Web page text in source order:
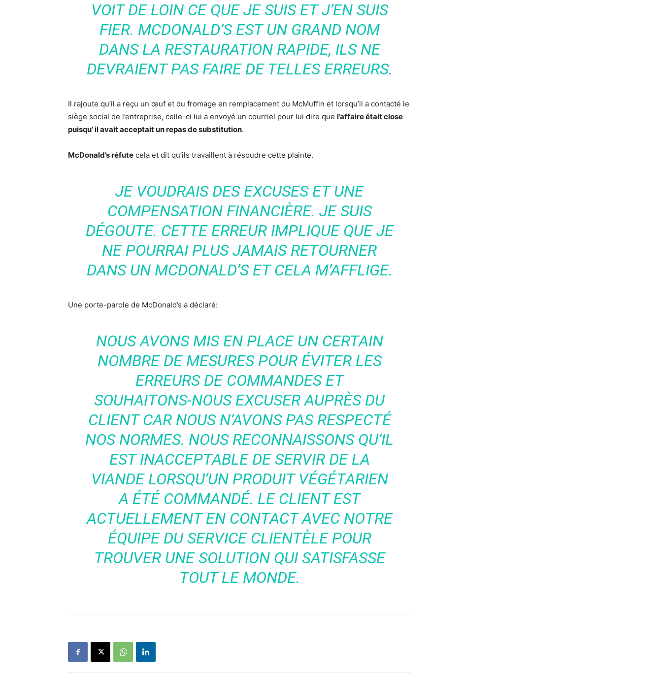
VOIT DE LOIN CE QUE JE SUIS ET J’EN SUIS
FIER. MCDONALD’S EST UN GRAND NOM
DANS LA RESTAURATION RAPIDE, ILS NE
DEVRAIENT PAS FAIRE DE TELLES ERREURS.
Il rajoute qu’il a reçu un œuf et du fromage en remplacement du McMuffin et lorsqu’il a contacté le
siège social de l’entreprise, celle-ci lui a envoyé un courriel pour lui dire que l’affaire était close
puisqu’ il avait acceptait un repas de substitution.
McDonald’s réfute cela et dit qu’ils travaillent à résoudre cette plainte.
JE VOUDRAIS DES EXCUSES ET UNE
COMPENSATION FINANCIÈRE. JE SUIS
DÉGOUTE. CETTE ERREUR IMPLIQUE QUE JE
NE POURRAI PLUS JAMAIS RETOURNER
DANS UN MCDONALD’S ET CELA M’AFFLIGE.
Une porte-parole de McDonald’s a déclaré:
NOUS AVONS MIS EN PLACE UN CERTAIN
NOMBRE DE MESURES POUR ÉVITER LES
ERREURS DE COMMANDES ET
SOUHAITONS-NOUS EXCUSER AUPRÈS DU
CLIENT CAR NOUS N’AVONS PAS RESPECTÉ
NOS NORMES. NOUS RECONNAISSONS QU’IL
EST INACCEPTABLE DE SERVIR DE LA
VIANDE LORSQU’UN PRODUIT VÉGÉTARIEN
A ÉTÉ COMMANDÉ. LE CLIENT EST
ACTUELLEMENT EN CONTACT AVEC NOTRE
ÉQUIPE DU SERVICE CLIENTÈLE POUR
TROUVER UNE SOLUTION QUI SATISFASSE
TOUT LE MONDE.